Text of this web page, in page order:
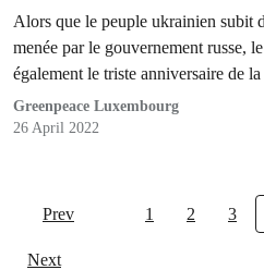
Alors que le peuple ukrainien subit
menée par le gouvernement russe,
également le triste anniversaire de
Greenpeace Luxembourg
26 April 2022
Prev 1 2 3
Next